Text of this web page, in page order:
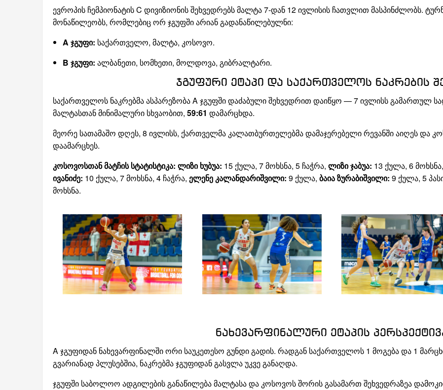
ევროპის ჩემპიონატის C დივიზიონის შეხვედრებს მალტა 7-დან 12 ივლისის ჩათვლით მასპინძლობს.
მონაწილეობს, რომლებიც ორ ჯგუფში არიან გადანაწილებულნი:
A ჯგუფი: საქართველო, მალტა, კოსოვო.
B ჯგუფი: ალბანეთი, სომხეთი, მოლდოვა, გიბრალტარი.
ჯგუფური ეტაპი და საქართველოს ნაკრების
საქართველოს ნაკრებმა ასპარეზობა A ჯგუფში დაძაბული შეხვედრით დაიწყო — 7 ივლისს გამართულ
მალტასთან მინიმალური სხვაობით, 59:61 დამარცხდა.
მეორე სათამაშო დღეს, 8 ივლისს, ქართველმა კალათბურთელებმა დამაჯერებელი რევანში აიღეს და
დაამარცხეს.
კოსოვოსთან მატჩის სტატისტიკა: ლიზი ხუბუა: 15 ქულა, 7 მოხსნა, 5 ჩაჭრა, ლიზი ჯაბუა: 13 ქულა, 6
ივანიძე: 10 ქულა, 7 მოხსნა, 4 ჩაჭრა, ელენე კალანდარიშვილი: 9 ქულა, ბაია ზურაბიშვილი: 9 ქულა, 5
მოხსნა.
ნახევარფინალური ეტაპის
A ჯგუფიდან ნახევარფინალში ორი საუკეთესო გუნდი გადის. რადგან საქართველოს 1 მოგება და 1
გვარიანად პლუსებშია, ნაკრებმა ჯგუფიდან გასვლა უკვე განაღდა.
ჯგუფში საბოლოო ადგილების განაწილება მალტასა და კოსოვოს შორის გასამართ შეხვედრაზეა